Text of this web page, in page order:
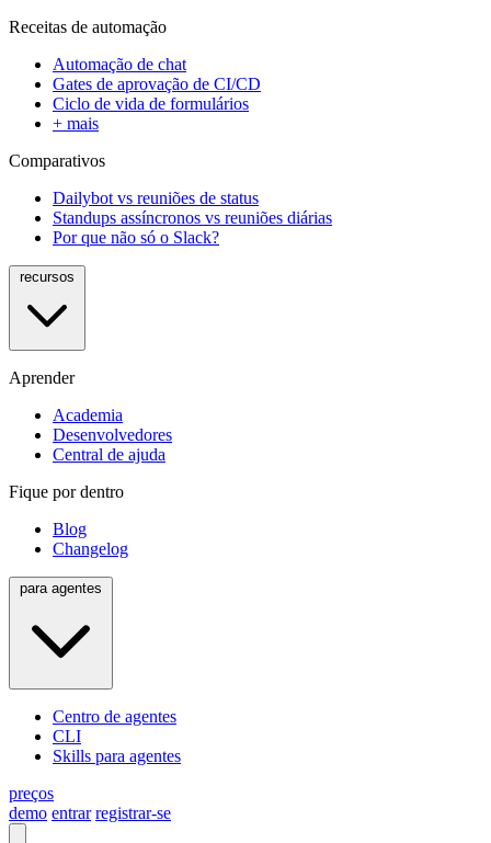
Receitas de automação
Automação de chat
Gates de aprovação de CI/CD
Ciclo de vida de formulários
+ mais
Comparativos
Dailybot vs reuniões de status
Standups assíncronos vs reuniões diárias
Por que não só o Slack?
Aprender
Academia
Desenvolvedores
Central de ajuda
Fique por dentro
Blog
Changelog
Centro de agentes
CLI
Skills para agentes
preços
demo entrar registrar-se